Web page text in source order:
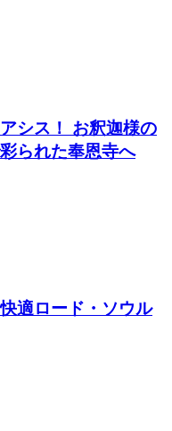
シス！ お釈迦様の
られた奉恩寺へ
適ロード・ソウル